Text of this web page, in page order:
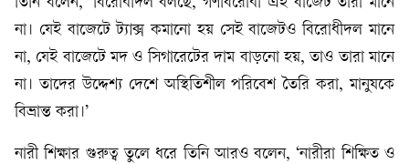
না। যেই বাজেটে ট্যাক্স কমানো হয় সেই বাজেটও বিরোধীদল মানে
না, যেই বাজেটে মদ ও সিগারেটের দাম বাড়নো হয়, তাও তারা মানে
না। তাদের উদ্দেশ্য দেশে অস্থিতিশীল পরিবেশ তৈরি করা, মানুষকে
বিভ্রান্ত করা।’
নারী শিক্ষার গুরুত্ব তুলে ধরে তিনি আরও বলেন, ‘নারীরা শিক্ষিত ও